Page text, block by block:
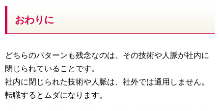
おわりに
どちらのパターンも残念なのは、その技術や人脈が社内に
閉じられていることです。
社内に閉じられた技術や人脈は、社外では通用しません。
転職するとムダになります。